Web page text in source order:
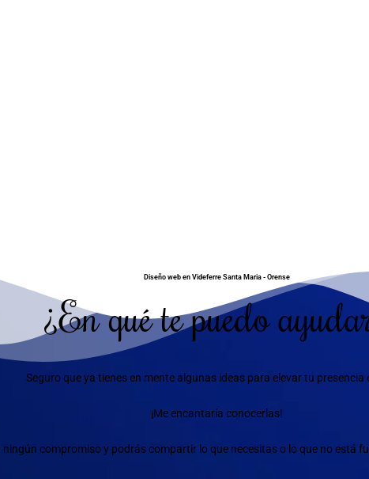
Diseño web en Videferre Santa Maria - Orense
¿En qué te puedo
Seguro que ya tienes en mente algunas ideas para elevar tu presencia
¡Me encantaría conocerlas!
compromiso y podrás compartir lo que necesitas o lo que no está